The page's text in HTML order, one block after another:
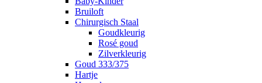
Bruiloft
Chirurgisch Staal
Goudkleurig
Rosé goud
Zilverkleurig
Goud 333/375
Hartje